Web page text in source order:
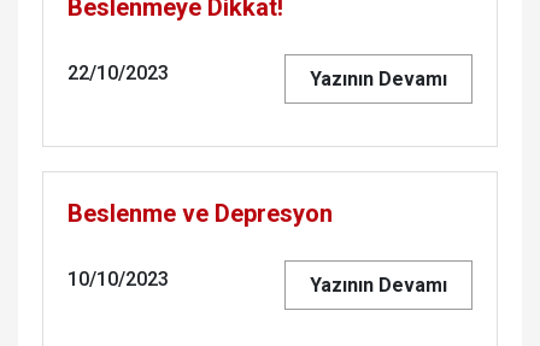
Beslenmeye Dikkat!
22/10/2023 Yazının Devamı
Beslenme ve Depresyon
10/10/2023 Yazının Devamı